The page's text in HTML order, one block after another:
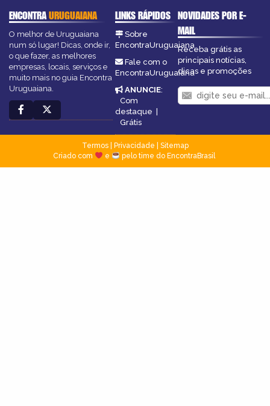
ENCONTRAURUGUAIANA
O melhor de Uruguaiana
num só lugar! Dicas, onde ir,
o que fazer, as melhores
empresas, locais, serviços e
muito mais no guia Encontra
Uruguaiana.
LINKS RÁPIDOS
Sobre
EncontraUruguaiana
Fale com o
EncontraUruguaiana
ANUNCIE:
Com
destaque |
Grátis
NOVIDADES POR E-
MAIL
Receba grátis as
principais notícias,
dicas e promoções
Termos| Privacidade
Sitemap
Criado com
e pelo time do EncontraBrasil